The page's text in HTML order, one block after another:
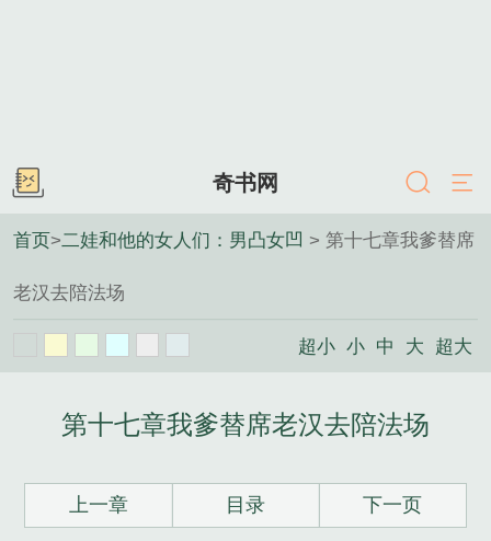
奇书网
首页>二娃和他的女人们：男凸女凹 > 第十七章我爹替席
老汉去陪法场
超小 小 中 大 超大
第十七章我爹替席老汉去陪法场
上一章 目录 下一页